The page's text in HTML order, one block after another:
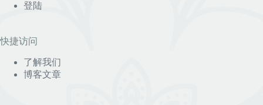
登陆
快捷访问
了解我们
博客文章